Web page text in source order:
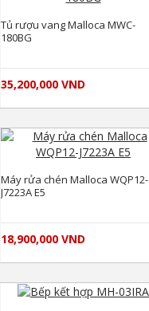
Tủ rượu vang Malloca MWC-
180BG
35,200,000 VND
Máy rửa chén Malloca WQP12-
J7223A E5
18,900,000 VND